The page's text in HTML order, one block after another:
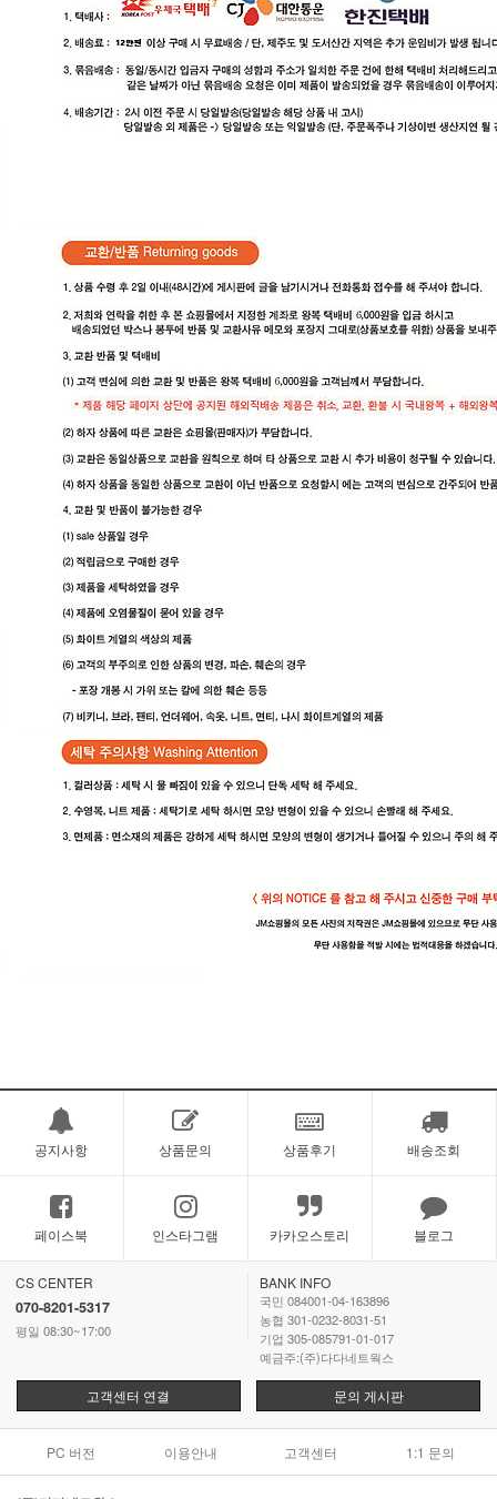
공지사항 상품문의 상품후기 배송조회
페이스북 인스타그램 카카오스토리 블로그
CS CENTER
070-8201-5317
평일 08:30~17:00
고객센터 연결
BANK INFO
국민 084001-04-163896
농협 301-0232-8031-51
기업 305-085791-01-017
예금주:(주)다다네트웍스
문의 게시판
PC 버전 이용안내 고객센터 1:1 문의